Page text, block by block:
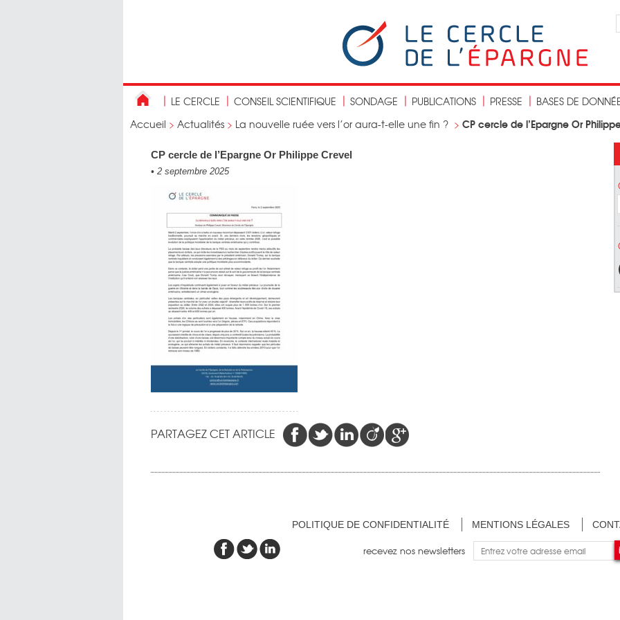
LE CERCLE CONSEIL SCIENTIFIQUE SONDAGE PUBLICATIONS PRESSE
BASES DE
Accueil > Actualités > La nouvelle ruée vers l’or aura-t-elle une fin ? > CP cercle de l’Epargne Or
CP cercle de l’Epargne Or Philippe Crevel
• 2 septembre 2025
PARTAGEZ CET ARTICLE
POLITIQUE DE CONFIDENTIALITÉ MENTIONS LÉGALES
recevez nos newsletters